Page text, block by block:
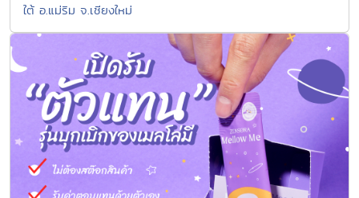
ใต้ อ.แม่ริม จ.เชียงใหม่